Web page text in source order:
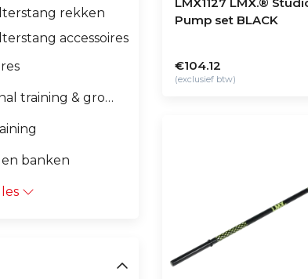
Pump set BLACK
€104.12
(exclusief btw)
rekken
accessoires & onderhoud
Functional training & groepsfitness
banken